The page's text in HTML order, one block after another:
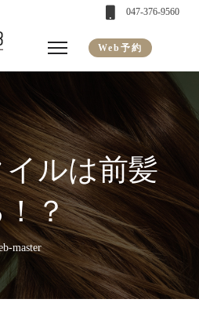
047-376-9560
Web予約
ルは前髪
？
master